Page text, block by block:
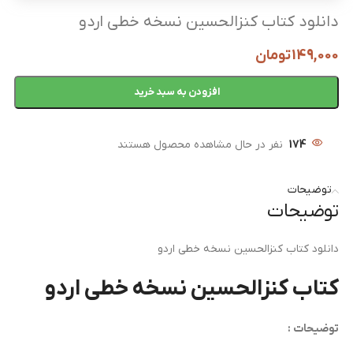
دانلود کتاب کنزالحسین نسخه خطی اردو
149,000تومان
افزودن به سبد خرید
174 نفر در حال مشاهده محصول هستند
توضیحات
توضیحات
دانلود کتاب کنزالحسین نسخه خطی اردو
کتاب کنزالحسین نسخه خطی اردو
توضیحات :